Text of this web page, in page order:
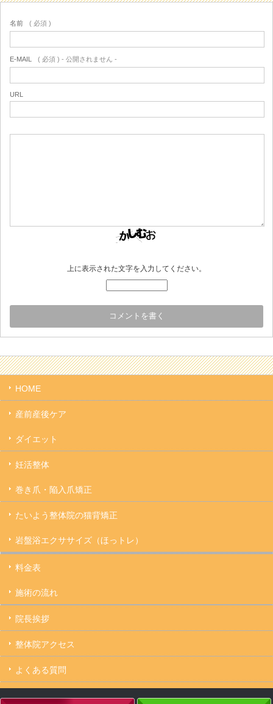
名前 ( 必須 )
E-MAIL ( 必須 ) - 公開されません -
URL
上に表示された文字を入力してください。
HOME
産前産後ケア
ダイエット
妊活整体
巻き爪・陥入爪矯正
たいよう整体院の猫背矯正
岩盤浴エクササイズ（ほっトレ）
料金表
施術の流れ
院長挨拶
整体院アクセス
よくある質問